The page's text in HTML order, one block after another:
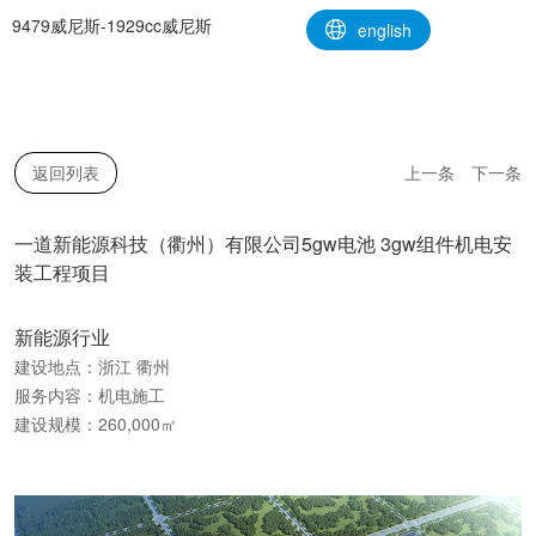
一道新能源科技（衢州）有限公司5gw电池 3gw组件机电安装工程项
目-9479威尼斯
9479威尼斯-1929cc威尼斯 english
返回列表 上一条 下一条
一道新能源科技（衢州）有限公司5gw电池 3gw组件机电安
装工程项目
新能源行业
建设地点：浙江 衢州
服务内容：机电施工
建设规模：260,000㎡